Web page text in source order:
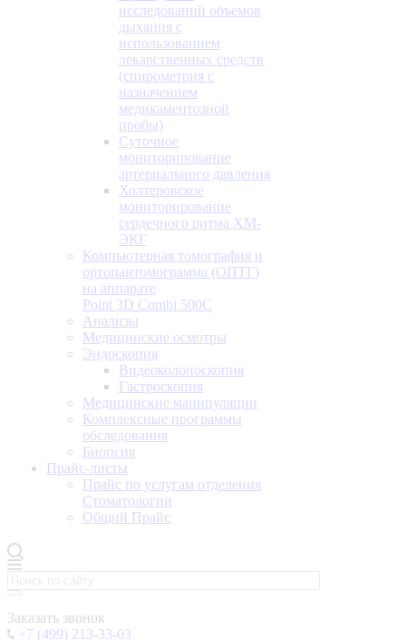
исследований объемов
дыхания с
использованием
лекарственных средств
(спирометрия с
назначением
медикаментозной
пробы)
Суточное
мониторирование
артериального давления
Холтеровское
мониторирование
сердечного ритма ХМ-
ЭКГ
Компьютерная томография и
ортопантомограмма (ОПТГ)
на аппарате
Point 3D Combi 500C
Анализы
Медицинские осмотры
Эндоскопия
Видеоколоноскопия
Гастроскопия
Медицинские манипуляции
Комплексные программы
обследования
Биопсия
Прайс-листы
Прайс по услугам отделения
Стоматологии
Общий Прайс
Заказать звонок
+7 (499) 213-33-03